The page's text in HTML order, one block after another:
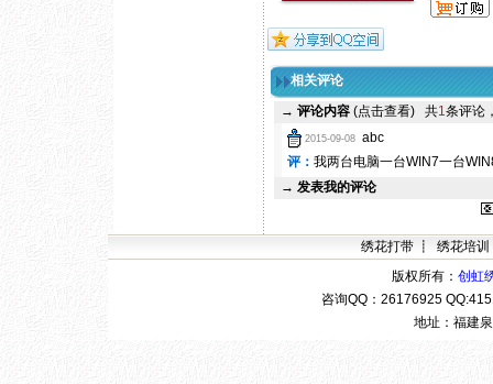
相关评论
→ 评论内容 (点击查看) 共1条评论
2015-09-08
abc
评： 我两台电脑一台WIN7一台
→ 发表我的评论
绣花打带 ┋
绣花培训
版权所有： 创虹
咨询QQ： 26176925
地址：福建